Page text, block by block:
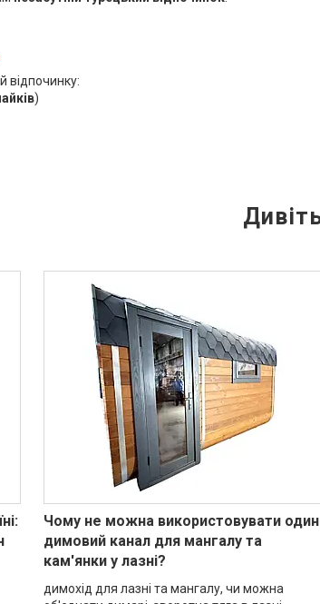
відпочинку:
)
Чому не можна використовувати один
димовий канал для мангалу та
кам'янки у лазні?
димохід для лазні та мангалу, чи можна